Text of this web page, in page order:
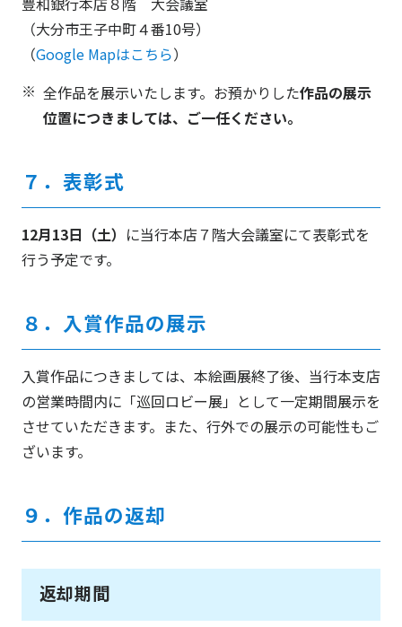
（大分市王子中町４番10号）
（Google Mapはこちら）
全作品を展示いたします。お預かりした作品の展示
位置につきましては、ご一任ください。
７．表彰式
12月13日（土） に当行本店７階大会議室にて表彰式を
行う予定です。
８．入賞作品の展示
入賞作品につきましては、本絵画展終了後、当行本支店
の営業時間内に「巡回ロビー展」として一定期間展示を
させていただきます。また、行外での展示の可能性もご
ざいます。
９．作品の返却
返却期間